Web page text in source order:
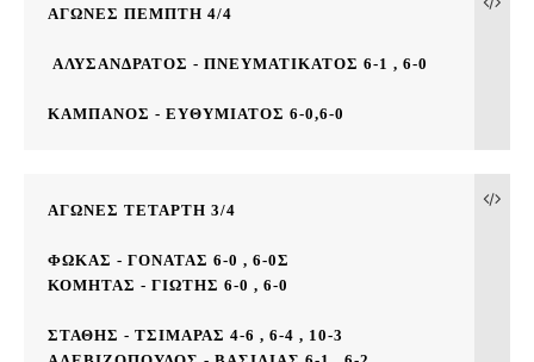
ΑΓΩΝΕΣ ΠΕΜΠΤΗ 4/4
ΑΛΥΣΑΝΔΡΑΤΟΣ - ΠΝΕΥΜΑΤΙΚΑΤΟΣ 6-1 , 6-0
ΚΑΜΠΑΝΟΣ - ΕΥΘΥΜΙΑΤΟΣ 6-0,6-0
ΑΓΩΝΕΣ ΤΕΤΑΡΤΗ 3/4
ΦΩΚΑΣ - ΓΟΝΑΤΑΣ 6-0 , 6-0Σ
ΚΟΜΗΤΑΣ - ΓΙΩΤΗΣ 6-0 , 6-0
ΣΤΑΘΗΣ - ΤΣΙΜΑΡΑΣ 4-6 , 6-4 , 10-3